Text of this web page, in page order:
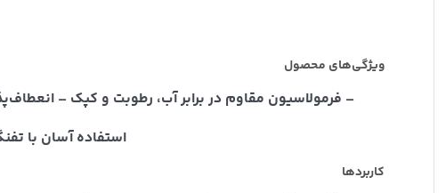
ویژگی‌های محصول
– فرمولاسیون مقاوم در برابر آب، رطوبت و کپک –
استفاده آسان با
کاربردها